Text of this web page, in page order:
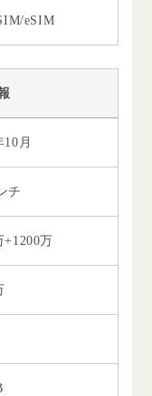
eSIM
10月
チ
+1200万